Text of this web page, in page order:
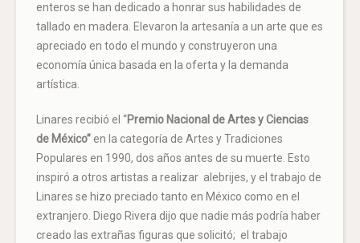
enteros se han dedicado a honrar sus habilidades de
tallado en madera. Elevaron la artesanía a un arte que es
apreciado en todo el mundo y construyeron una
economía única basada en la oferta y la demanda
artística.
Linares recibió el “Premio Nacional de Artes y Ciencias
de México” en la categoría de Artes y Tradiciones
Populares en 1990, dos años antes de su muerte. Esto
inspiró a otros artistas a realizar alebrijes, y el trabajo de
Linares se hizo preciado tanto en México como en el
extranjero. Diego Rivera dijo que nadie más podría haber
creado las extrañas figuras que solicitó; el trabajo